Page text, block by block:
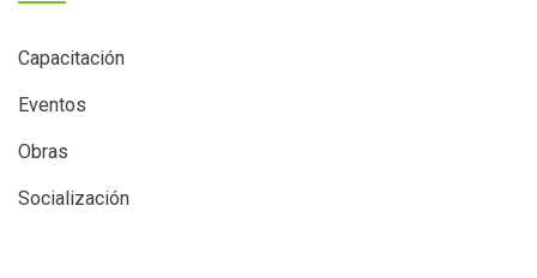
Capacitación
Eventos
Obras
Socialización